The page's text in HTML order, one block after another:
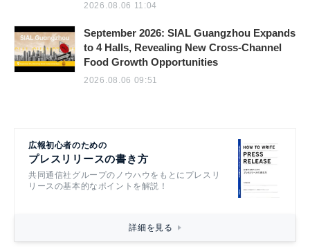
2026.08.06 11:04
September 2026: SIAL Guangzhou Expands
to 4 Halls, Revealing New Cross-Channel
Food Growth Opportunities
2026.08.06 09:51
広報初心者のための
プレスリリースの書き方
共同通信社グループのノウハウをもとにプレスリ
リースの基本的なポイントを解説！
詳細を見る